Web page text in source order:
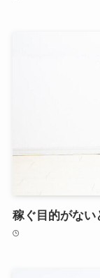
稼ぐ目的がない